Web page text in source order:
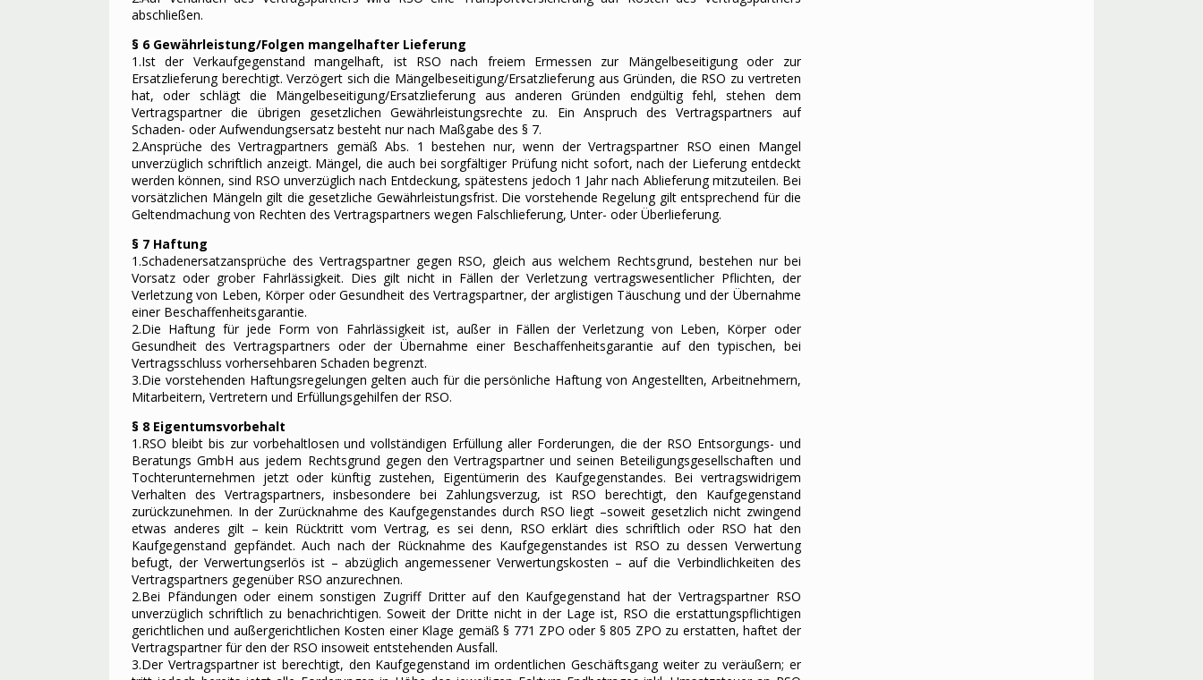
abschließen.
§ 6 Gewährleistung/Folgen mangelhafter Lieferung
1.Ist der Verkaufgegenstand mangelhaft, ist RSO nach freiem Ermessen zur Mängelbeseitigung oder zur
Ersatzlieferung berechtigt. Verzögert sich die Mängelbeseitigung/Ersatzlieferung aus Gründen, die RSO zu vertreten
hat, oder schlägt die Mängelbeseitigung/Ersatzlieferung aus anderen Gründen endgültig fehl, stehen dem
Vertragspartner die übrigen gesetzlichen Gewährleistungsrechte zu. Ein Anspruch des Vertragspartners auf
Schaden- oder Aufwendungsersatz besteht nur nach Maßgabe des § 7.
2.Ansprüche des Vertragpartners gemäß Abs. 1 bestehen nur, wenn der Vertragspartner RSO einen Mangel
unverzüglich schriftlich anzeigt. Mängel, die auch bei sorgfältiger Prüfung nicht sofort, nach der Lieferung entdeckt
werden können, sind RSO unverzüglich nach Entdeckung, spätestens jedoch 1 Jahr nach Ablieferung mitzuteilen. Bei
vorsätzlichen Mängeln gilt die gesetzliche Gewährleistungsfrist. Die vorstehende Regelung gilt entsprechend für die
Geltendmachung von Rechten des Vertragspartners wegen Falschlieferung, Unter- oder Überlieferung.
§ 7 Haftung
1.Schadenersatzansprüche des Vertragspartner gegen RSO, gleich aus welchem Rechtsgrund, bestehen nur bei
Vorsatz oder grober Fahrlässigkeit. Dies gilt nicht in Fällen der Verletzung vertragswesentlicher Pflichten, der
Verletzung von Leben, Körper oder Gesundheit des Vertragspartner, der arglistigen Täuschung und der Übernahme
einer Beschaffenheitsgarantie.
2.Die Haftung für jede Form von Fahrlässigkeit ist, außer in Fällen der Verletzung von Leben, Körper oder
Gesundheit des Vertragspartners oder der Übernahme einer Beschaffenheitsgarantie auf den typischen, bei
Vertragsschluss vorhersehbaren Schaden begrenzt.
3.Die vorstehenden Haftungsregelungen gelten auch für die persönliche Haftung von Angestellten, Arbeitnehmern,
Mitarbeitern, Vertretern und Erfüllungsgehilfen der RSO.
§ 8 Eigentumsvorbehalt
1.RSO bleibt bis zur vorbehaltlosen und vollständigen Erfüllung aller Forderungen, die der RSO Entsorgungs- und
Beratungs GmbH aus jedem Rechtsgrund gegen den Vertragspartner und seinen Beteiligungsgesellschaften und
Tochterunternehmen jetzt oder künftig zustehen, Eigentümerin des Kaufgegenstandes. Bei vertragswidrigem
Verhalten des Vertragspartners, insbesondere bei Zahlungsverzug, ist RSO berechtigt, den Kaufgegenstand
zurückzunehmen. In der Zurücknahme des Kaufgegenstandes durch RSO liegt –soweit gesetzlich nicht zwingend
etwas anderes gilt – kein Rücktritt vom Vertrag, es sei denn, RSO erklärt dies schriftlich oder RSO hat den
Kaufgegenstand gepfändet. Auch nach der Rücknahme des Kaufgegenstandes ist RSO zu dessen Verwertung
befugt, der Verwertungserlös ist – abzüglich angemessener Verwertungskosten – auf die Verbindlichkeiten des
Vertragspartners gegenüber RSO anzurechnen.
2.Bei Pfändungen oder einem sonstigen Zugriff Dritter auf den Kaufgegenstand hat der Vertragspartner RSO
unverzüglich schriftlich zu benachrichtigen. Soweit der Dritte nicht in der Lage ist, RSO die erstattungspflichtigen
gerichtlichen und außergerichtlichen Kosten einer Klage gemäß § 771 ZPO oder § 805 ZPO zu erstatten, haftet der
Vertragspartner für den der RSO insoweit entstehenden Ausfall.
3.Der Vertragspartner ist berechtigt, den Kaufgegenstand im ordentlichen Geschäftsgang weiter zu veräußern; er